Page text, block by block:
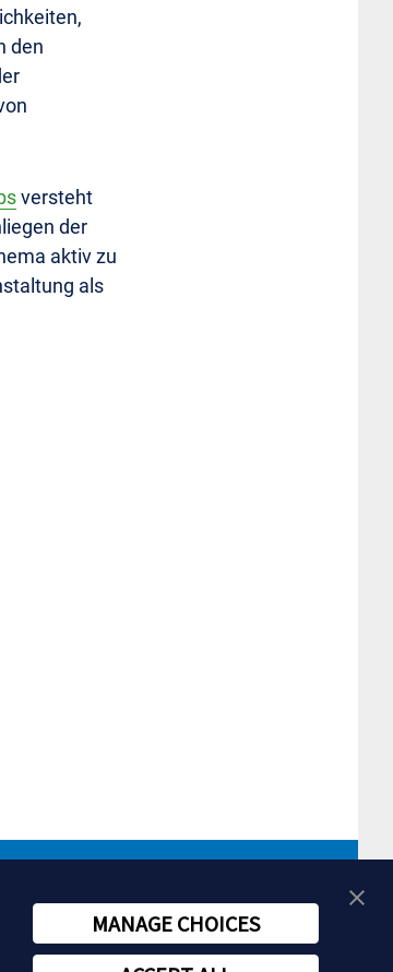
den
versteht
der
aktiv zu
als
MANAGE CHOICES